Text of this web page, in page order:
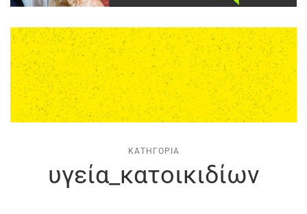
ΚΑΤΗΓΟΡΊΑ
υγεία_κατοικιδίων